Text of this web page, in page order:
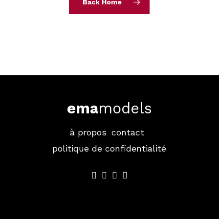
Back Home
emamodels
à propos contact
politique de confidentialité